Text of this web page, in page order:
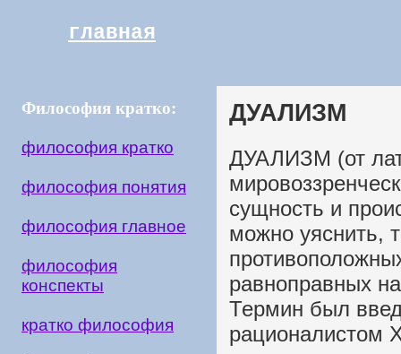
главная
Философия кратко:
философия кратко
философия понятия
философия главное
философия
конспекты
кратко философия
ДУАЛИЗМ
ДУАЛИЗМ (от
сущность и
можно уяснить,
равноправных
Термин был
рационалистом